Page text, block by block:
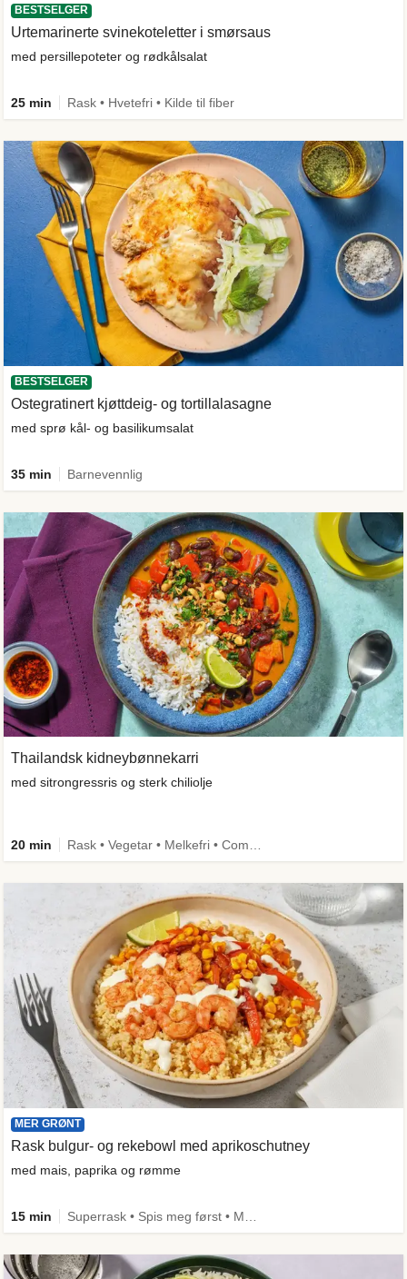
BESTSELGER
Urtemarinerte svinekoteletter i smørsaus
med persillepoteter og rødkålsalat
25 min Rask • Hvetefri • Kilde til fiber
BESTSELGER
Ostegratinert kjøttdeig- og tortillalasagne
med sprø kål- og basilikumsalat
35 min Barnevennlig
Thailandsk kidneybønnekarri
med sitrongressris og sterk chiliolje
20 min
MER GRØNT
Rask bulgur- og rekebowl med aprikoschutney
med mais, paprika og rømme
15 min